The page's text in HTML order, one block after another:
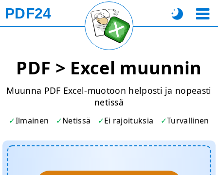
PDF24
PDF > Excel muunnin
Muunna PDF Excel-muotoon helposti ja nopeasti
netissä
Ilmainen Netissä Ei rajoituksia Turvallinen